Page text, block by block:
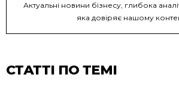
Актуальні новини бізнесу, глибока
яка довіряє нашому
СТАТТІ ПО ТЕМІ